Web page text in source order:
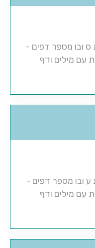
ס ובו מספר דפים -
עם מילים ודף
ע ובו מספר דפים -
עם מילים ודף